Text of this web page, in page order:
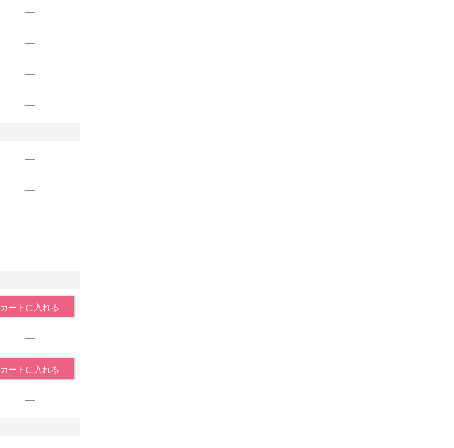
—
—
—
—
—
—
—
—
カートに入れる
—
カートに入れる
—